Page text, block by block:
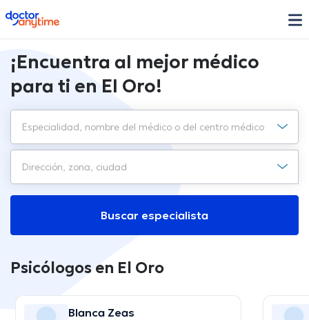
doctoranytime
¡Encuentra al mejor médico
para ti en El Oro!
Buscar especialista
Psicólogos en El Oro
Blanca Zeas